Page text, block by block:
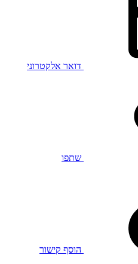
דואר אלקטרוני
שתפו
הוסף קישור